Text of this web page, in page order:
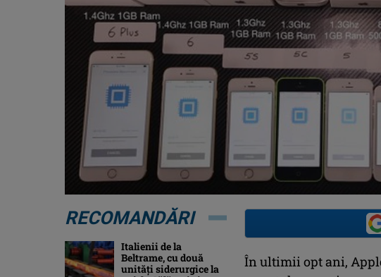
În ultimii opt ani,
RECOMANDĂRI
Italienii de la
Beltrame, cu două
unități siderurgice la